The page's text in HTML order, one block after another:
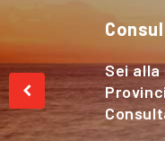
Sei
Sei